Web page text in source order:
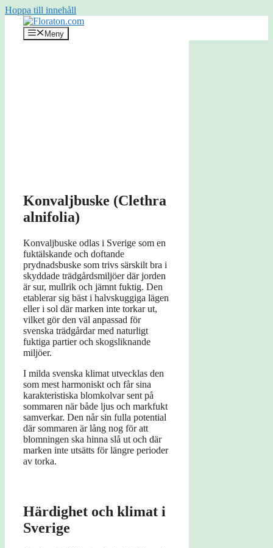
Hoppa till innehåll
Meny
Konvaljbuske (Clethra
alnifolia)
Konvaljbuske odlas i Sverige som en
fuktälskande och doftande
prydnadsbuske som trivs särskilt bra i
skyddade trädgårdsmiljöer där jorden
är sur, mullrik och jämnt fuktig. Den
etablerar sig bäst i halvskuggiga lägen
eller i sol där marken inte torkar ut,
vilket gör den väl anpassad för
svenska trädgårdar med naturligt
fuktiga partier och skogsliknande
miljöer.
I milda svenska klimat utvecklas den
som mest harmoniskt och får sina
karakteristiska blomkolvar sent på
sommaren när både ljus och markfukt
samverkar. Den når sin fulla potential
där sommaren är lång nog för att
blomningen ska hinna slå ut och där
marken inte utsätts för längre perioder
av torka.
Härdighet och klimat i
Sverige